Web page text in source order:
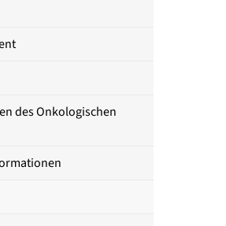
des Onkologischen